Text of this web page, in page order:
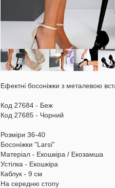
Ефектні босоніжки з металевою
Код 27684 - Беж
Код 27685 - Чорний
Розміри 36-40
Босоніжки "Larsi"
Матеріал - Екошкіра / Екозамша
Устілка - Екошкіра
Каблук - 9 см
На середню стопу